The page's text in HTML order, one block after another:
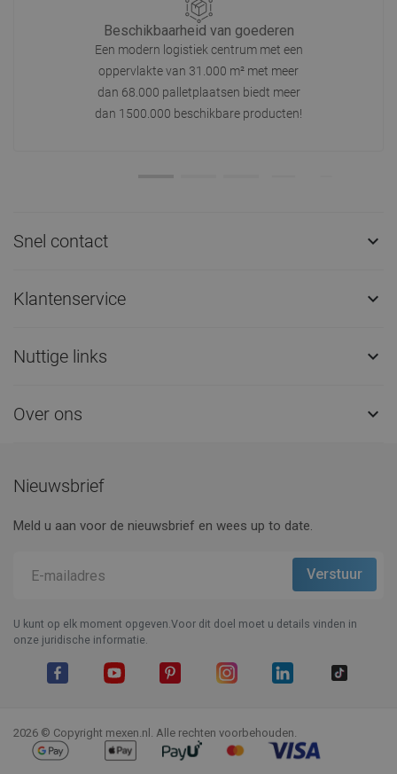
Beschikbaarheid van goederen
Een modern logistiek centrum met een
oppervlakte van 31.000 m² met meer
dan 68.000 palletplaatsen biedt meer
dan 1500.000 beschikbare producten!
Snel contact 
Klantenservice 
Nuttige links 
Over ons 
Nieuwsbrief
Meld u aan voor de nieuwsbrief en wees up to date.
U kunt op elk moment opgeven.Voor dit doel moet u details vinden in
onze juridische informatie.
2026 © Copyright mexen.nl. Alle rechten voorbehouden.